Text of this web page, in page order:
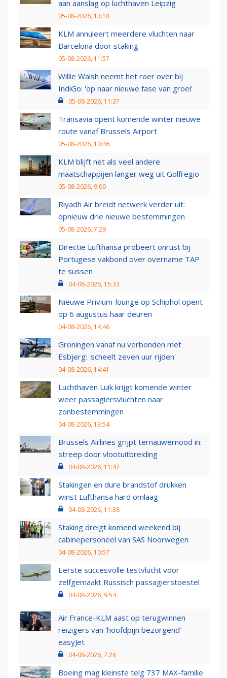
aan aanslag op luchthaven Leipzig
05-08-2026, 13:18
KLM annuleert meerdere vluchten naar
Barcelona door staking
05-08-2026, 11:57
Willie Walsh neemt het roer over bij
IndiGo: 'op naar nieuwe fase van groei'
05-08-2026, 11:37
Transavia opent komende winter nieuwe
route vanaf Brussels Airport
05-08-2026, 10:46
KLM blijft net als veel andere
maatschappijen langer weg uit Golfregio
05-08-2026, 9:00
Riyadh Air breidt netwerk verder uit:
opnieuw drie nieuwe bestemmingen
05-08-2026, 7:29
Directie Lufthansa probeert onrust bij
Portugese vakbond over overname TAP
te sussen
04-08-2026, 15:33
Nieuwe Privium-lounge op Schiphol opent
op 6 augustus haar deuren
04-08-2026, 14:46
Groningen vanaf nu verbonden met
Esbjerg: 'scheelt zeven uur rijden'
04-08-2026, 14:41
Luchthaven Luik krijgt komende winter
weer passagiersvluchten naar
zonbestemmingen
04-08-2026, 13:54
Brussels Airlines grijpt ternauwernood in:
streep door vlootuitbreiding
04-08-2026, 11:47
Stakingen en dure brandstof drukken
winst Lufthansa hard omlaag
04-08-2026, 11:38
Staking dreigt komend weekend bij
cabinepersoneel van SAS Noorwegen
04-08-2026, 10:57
Eerste succesvolle testvlucht voor
zelfgemaakt Russisch passagierstoestel
04-08-2026, 9:54
Air France-KLM aast op terugwinnen
reizigers van ‘hoofdpijn bezorgend’
easyJet
04-08-2026, 7:26
Boeing mag kleinste telg 737 MAX-familie